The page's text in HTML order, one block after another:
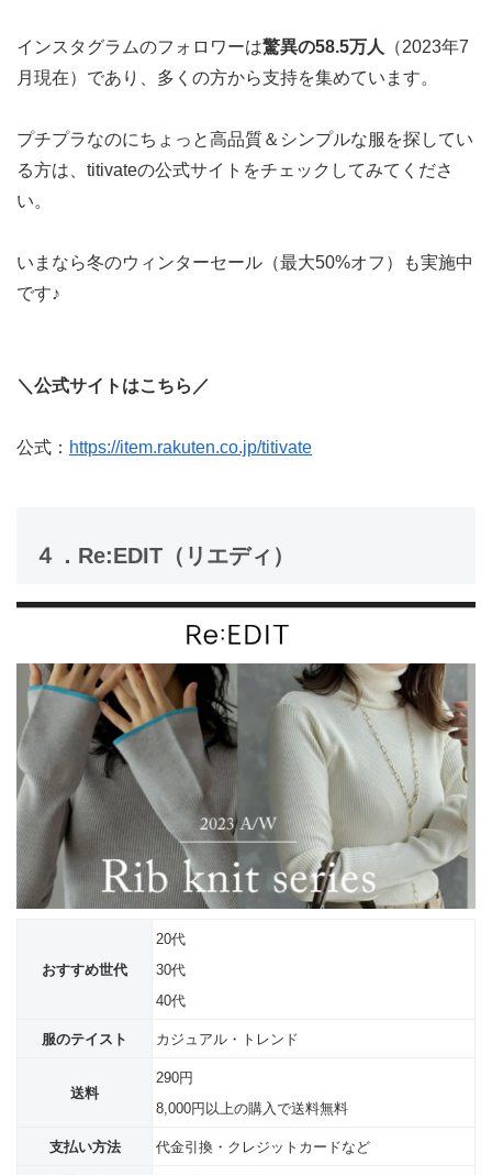
インスタグラムのフォロワーは驚異の58.5万人
（2023年7
月現在）であり、多くの方から支持を集めています。
プチプラなのにちょっと高品質＆シンプルな服を探してい
る方は、titivateの公式サイトをチェックしてみてくださ
い。
いまなら冬のウィンターセール（最大50%オフ）も実施中
です♪
＼公式サイトはこちら／
公式： https://item.rakuten.co.jp/titivate
４．Re:EDIT（リエディ）
おすすめ世代
20代
30代
40代
服のテイスト カジュアル・トレンド
送料
290円
8,000円以上の購入で送料無料
支払い方法 代金引換・クレジットカードなど